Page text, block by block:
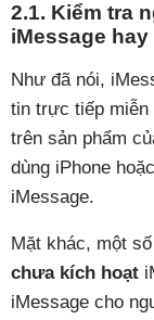
2.1. Kiểm tra
iMessage
Như đã nói,
tin trực tiếp miễn
trên sản phẩm
dùng iPhone
iMessage.
Mặt khác, một
chưa kích hoạt
iMessage cho